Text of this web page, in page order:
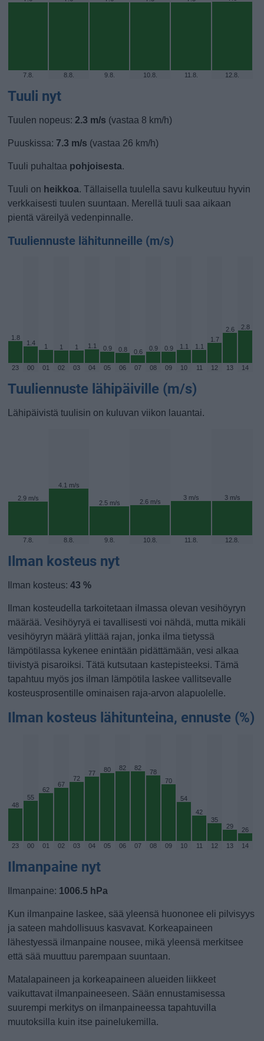
7.8. 8.8. 9.8. 10.8. 11.8. 12.8.
Tuuli nyt
Tuulen nopeus:2.3 m/s (vastaa 8 km/h)
Puuskissa: 7.3 m/s (vastaa 26 km/h)
Tuuli puhaltaa pohjoisesta.
Tuuli on heikkoa. Tällaisella tuulella savu kulkeutuu hyvin
verkkaisesti tuulen suuntaan. Merellä tuuli saa aikaan
pientä väreilyä vedenpinnalle.
Tuuliennuste lähitunneille (m/s)
1.8
1.4 1 1 1 1.1 0.9 0.8 0.6 0.9 0.9 1.1 1.1
1.7
2.6 2.8
23 00 01 02 03 04 05 06 07 08 09 10 11 12 13 14
Tuuliennuste lähipäiville (m/s)
Lähipäivistä tuulisin on kuluvan viikon lauantai.
2.9 m/s
4.1 m/s
2.5 m/s 2.6 m/s
3 m/s 3 m/s
7.8. 8.8. 9.8. 10.8. 11.8. 12.8.
Ilman kosteus nyt
Ilman kosteus:43 %
Ilman kosteudella tarkoitetaan ilmassa olevan vesihöyryn
määrää. Vesihöyryä ei tavallisesti voi nähdä, mutta mikäli
vesihöyryn määrä ylittää rajan, jonka ilma tietyssä
lämpötilassa kykenee enintään pidättämään, vesi alkaa
tiivistyä pisaroiksi. Tätä kutsutaan kastepisteeksi. Tämä
tapahtuu myös jos ilman lämpötila laskee vallitsevalle
kosteusprosentille ominaisen raja-arvon alapuolelle.
Ilman kosteus lähitunteina, ennuste (%)
48
55
62
67
72
77 80 82 82
78
70
54
42
35
29
26
23 00 01 02 03 04 05 06 07 08 09 10 11 12 13 14
Ilmanpaine nyt
Ilmanpaine: 1006.5 hPa
Kun ilmanpaine laskee, sää yleensä huononee eli pilvisyys
ja sateen mahdollisuus kasvavat. Korkeapaineen
lähestyessä ilmanpaine nousee, mikä yleensä merkitsee
että sää muuttuu parempaan suuntaan.
Matalapaineen ja korkeapaineen alueiden liikkeet
vaikuttavat ilmanpaineeseen. Sään ennustamisessa
suurempi merkitys on ilmanpaineessa tapahtuvilla
muutoksilla kuin itse painelukemilla.